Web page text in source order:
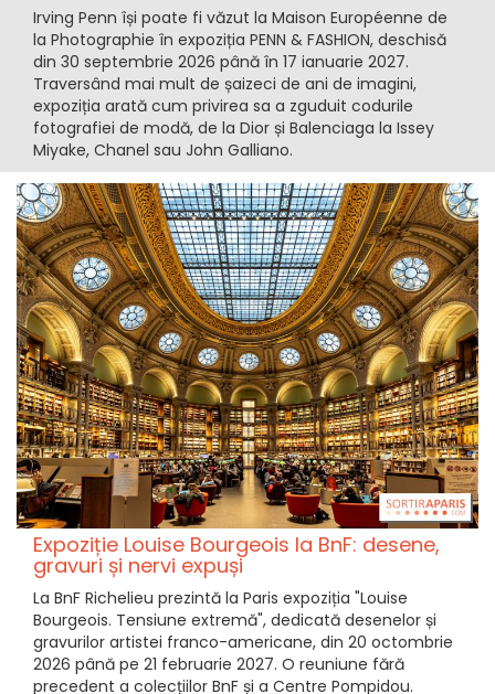
Irving Penn își poate fi văzut la Maison Européenne de
la Photographie în expoziția PENN & FASHION, deschisă
din 30 septembrie 2026 până în 17 ianuarie 2027.
Traversând mai mult de șaizeci de ani de imagini,
expoziția arată cum privirea sa a zguduit codurile
fotografiei de modă, de la Dior și Balenciaga la Issey
Miyake, Chanel sau John Galliano.
Expoziție Louise Bourgeois la BnF: desene,
gravuri și nervi expuși
La BnF Richelieu prezintă la Paris expoziția "Louise
Bourgeois. Tensiune extremă", dedicată desenelor și
gravurilor artistei franco-americane, din 20 octombrie
2026 până pe 21 februarie 2027. O reuniune fără
precedent a colecțiilor BnF și a Centre Pompidou.